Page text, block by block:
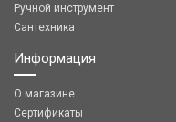
Ручной инструмент
Сантехника
Информация
О магазине
Сертификаты